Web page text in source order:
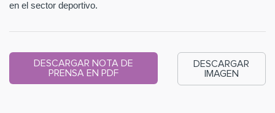
en el sector deportivo.
DESCARGAR NOTA DE
PRENSA EN PDF
DESCARGAR
IMAGEN